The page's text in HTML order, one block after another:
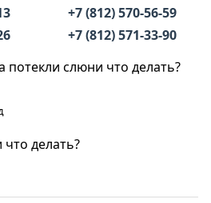
+7 (812) 570-56-59
+7 (812) 571-33-90
потекли слюни что делать?
делать?